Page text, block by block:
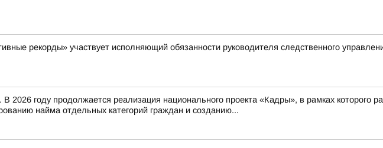
рекорды» участвует исполняющий обязанности руководителя следственного
году продолжается реализация национального проекта «Кадры», в рамках которого
найма отдельных категорий граждан и созданию...